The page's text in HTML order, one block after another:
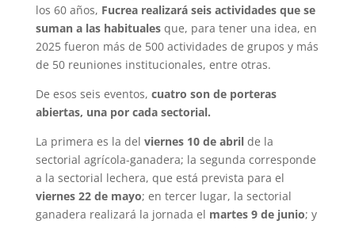
los 60 años, Fucrea realizará seis actividades que se
suman a las habitualesque, para tener una idea, en
2025 fueron más de 500 actividades de grupos y más
de 50 reuniones institucionales, entre otras.
De esos seis eventos, cuatro son de porteras
abiertas, una por cada sectorial.
La primera es la del viernes 10 de abrilde la
sectorial agrícola-ganadera; la segunda corresponde
a la sectorial lechera, que está prevista para el
viernes 22 de mayo; en tercer lugar, la sectorial
ganadera realizará la jornada el martes 9 de junio; y